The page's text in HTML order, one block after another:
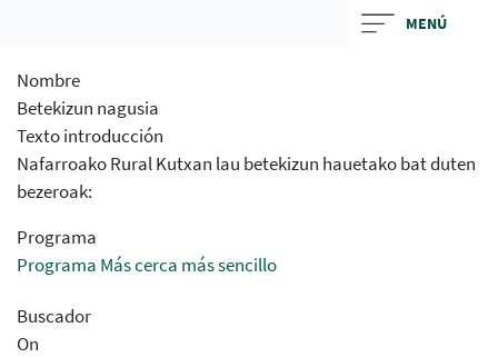
MENÚ
Nombre
Betekizun nagusia
Texto introducción
Nafarroako Rural Kutxan lau betekizun hauetako bat duten
bezeroak:
Programa
Programa Más cerca más sencillo
Buscador
On